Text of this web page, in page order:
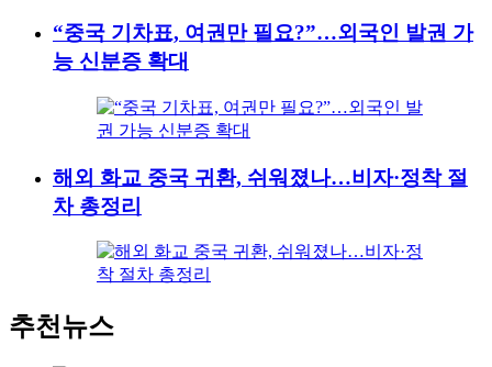
“중국 기차표, 여권만 필요?”…외국인 발권 가
능 신분증 확대
해외 화교 중국 귀환, 쉬워졌나…비자·정착 절
차 총정리
추천뉴스